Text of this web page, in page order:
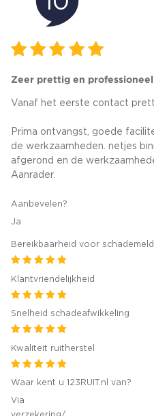
Zeer prettig en
Vanaf het eerste contact
Prima ontvangst, goede
de werkzaamheden. netjes
afgerond en de
Aanrader.
Aanbevelen?
Ja
Bereikbaarheid voor
Klantvriendelijkheid
Snelheid schadeafwikkeling
Kwaliteit ruitherstel
Waar kent u 123RUIT.nl van?
Via